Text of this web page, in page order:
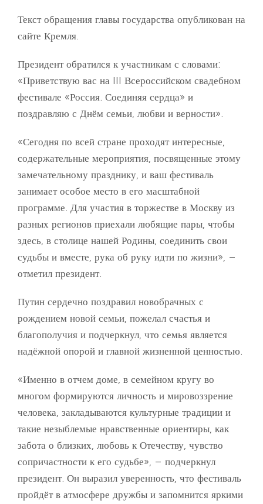
Текст обращения главы государства опубликован на
сайте Кремля.
Президент обратился к участникам с словами:
«Приветствую вас на III Всероссийском свадебном
фестивале «Россия. Соединяя сердца» и
поздравляю с Днём семьи, любви и верности».
«Сегодня по всей стране проходят интересные,
содержательные мероприятия, посвященные этому
замечательному празднику, и ваш фестиваль
занимает особое место в его масштабной
программе. Для участия в торжестве в Москву из
разных регионов приехали любящие пары, чтобы
здесь, в столице нашей Родины, соединить свои
судьбы и вместе, рука об руку идти по жизни», –
отметил президент.
Путин сердечно поздравил новобрачных с
рождением новой семьи, пожелал счастья и
благополучия и подчеркнул, что семья является
надёжной опорой и главной жизненной ценностью.
«Именно в отчем доме, в семейном кругу во
многом формируются личность и мировоззрение
человека, закладываются культурные традиции и
такие незыблемые нравственные ориентиры, как
забота о близких, любовь к Отечеству, чувство
сопричастности к его судьбе», – подчеркнул
президент. Он выразил уверенность, что фестиваль
пройдёт в атмосфере дружбы и запомнится яркими